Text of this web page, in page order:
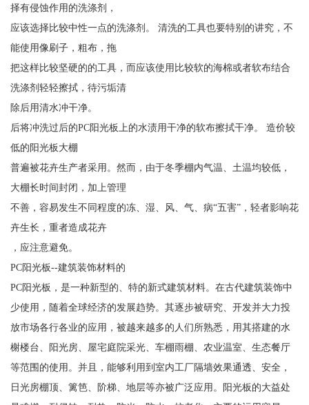
择有侵蚀作用的洗涤剂，
应该选择比较中性一点的洗涤剂。 清洗的工具也要特别的讲究，不
能使用像刷子，粗布，拖
把这样比较坚硬的的工具，而应该使用比较软的海棉或者软布结合
洗涤剂轻轻擦拭，待污垢清
除后用清水冲干净。
后将冲洗过后的PC阳光板上的水渍用干净的软布擦拭干净。 造价较
低的阳光板大棚
普遍被花卉生产者采用。然而，由于冬季棚内气温、土温均较低，
大棚长时间封闭，加上管理
不善，容易发生不同程度的冻、湿、风、气、病“五害”，轻者影响花
卉生长，重者造成花卉
，应注意避免。
PC阳光板--建筑装饰材料的
PC阳光板，是一种新型的、特的新式建筑材料。在古代建筑装饰中
少使用，随着全球经济的发展趋势。其逐步被研究、开发并大力投
放市场各行各业的应用，被越来越多的人们所熟悉，用其搭建的水
榭楼台、阳光房、屋宅庭院采光、车棚雨棚、农业温室、生态餐厅
等范围的使用。并且，能够利用到室内工厂隔墙效果通透、安全，
日光房棚顶、篱笆、阶梯、地层等亦被广泛应用。阳光板的大益处